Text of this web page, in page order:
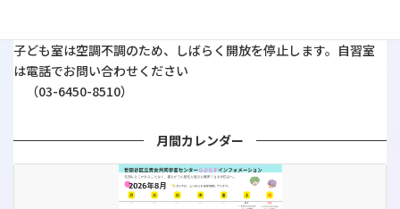
子ども室は空調不調のため、しばらく開放を停止します。自習室
は電話でお問い合わせください
（03-6450-8510）
月間カレンダー